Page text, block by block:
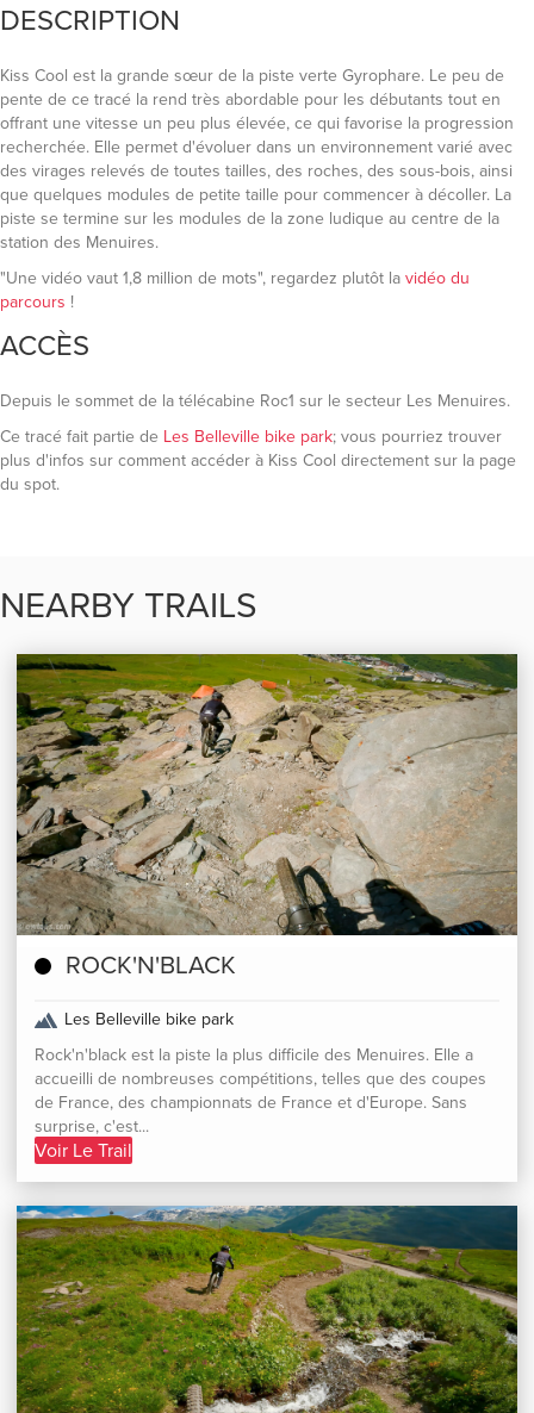
DESCRIPTION
Kiss Cool est la grande sœur de la piste verte Gyrophare. Le peu de
pente de ce tracé la rend très abordable pour les débutants tout en
offrant une vitesse un peu plus élevée, ce qui favorise la progression
recherchée. Elle permet d'évoluer dans un environnement varié avec
des virages relevés de toutes tailles, des roches, des sous-bois, ainsi
que quelques modules de petite taille pour commencer à décoller. La
piste se termine sur les modules de la zone ludique au centre de la
station des Menuires.
"Une vidéo vaut 1,8 million de mots", regardez plutôt lavidéo du
parcours !
ACCÈS
Depuis le sommet de la télécabine Roc1 sur le secteur Les Menuires.
Ce tracé fait partie de Les Belleville bike park; vous pourriez trouver
plus d'infos sur comment accéder à Kiss Cool directement sur la page
du spot.
NEARBY TRAILS
ROCK'N'BLACK
Les Belleville bike park
Rock'n'black est la piste la plus difficile des Menuires. Elle a
accueilli de nombreuses compétitions, telles que des coupes
de France, des championnats de France et d'Europe. Sans
surprise, c'est...
Voir Le Trail